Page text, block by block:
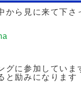
から見に来て下
グに参加していま
と励みになります